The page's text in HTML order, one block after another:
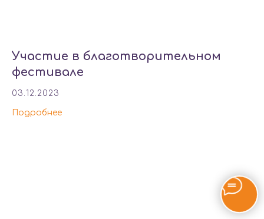
Участие в благотворительном
фестивале
03.12.2023
Подробнее